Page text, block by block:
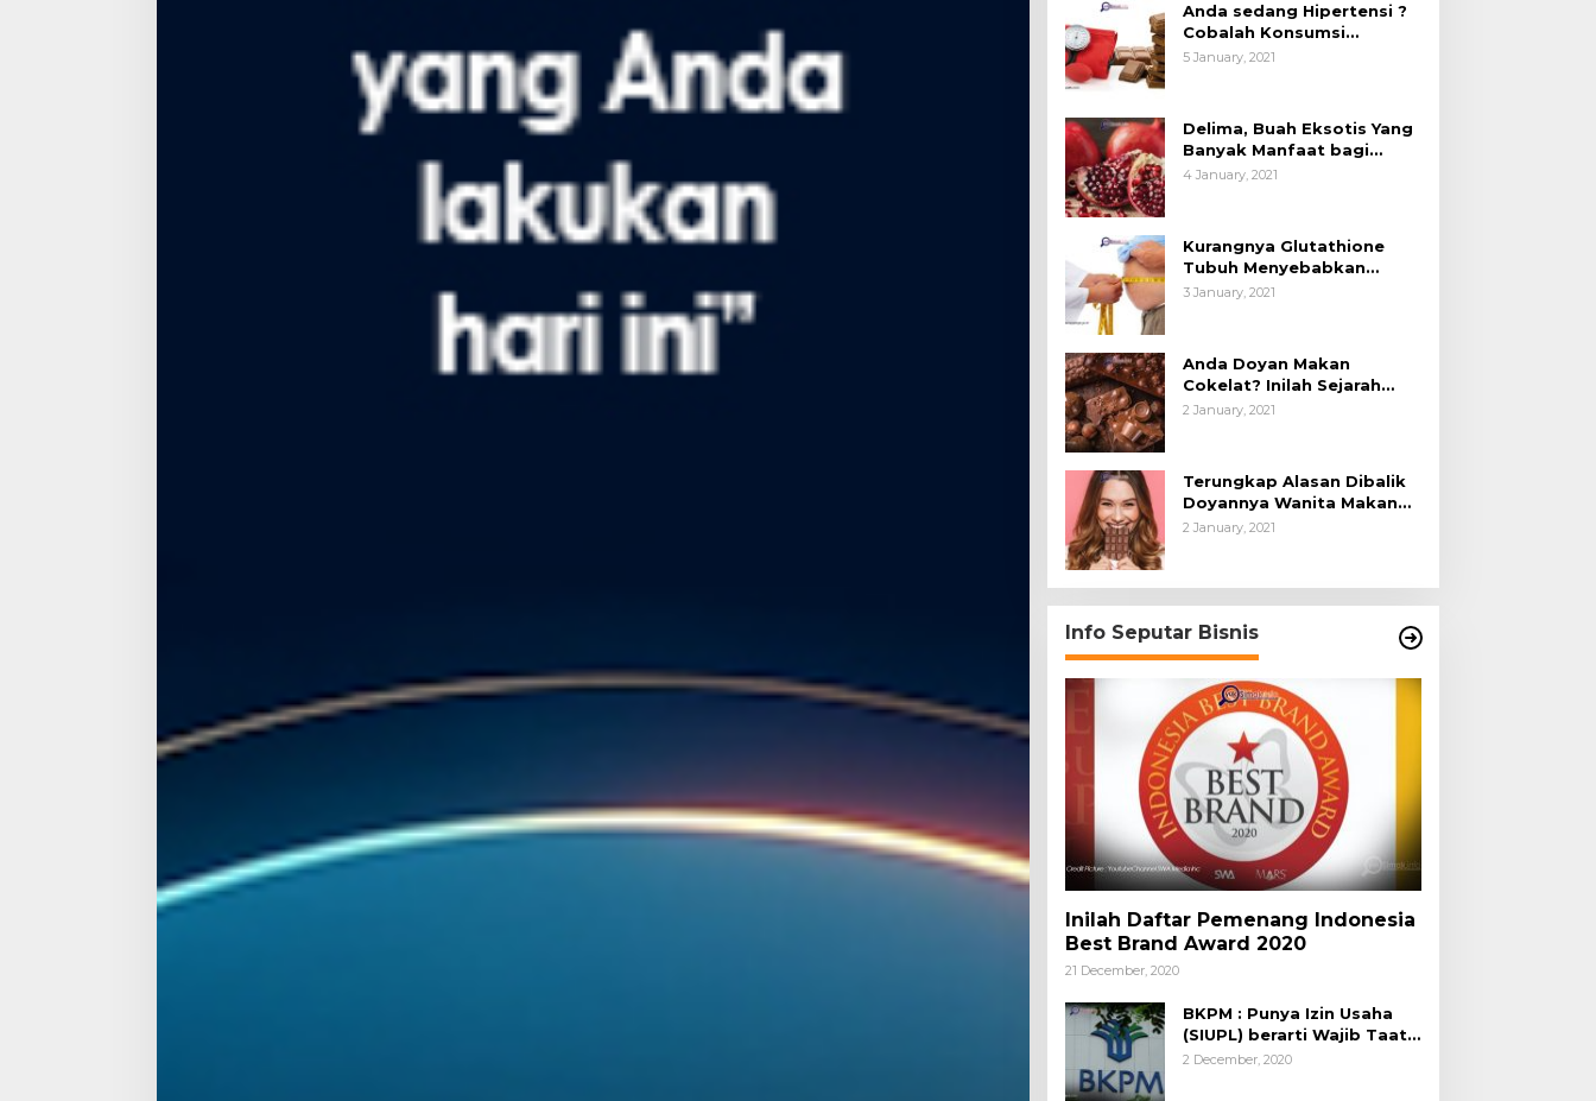
Anda sedang Hipertensi ?
Cobalah Konsumsi
Cokelat.
5 January, 2021
Delima, Buah Eksotis Yang
Banyak Manfaat bagi
Tubuh
4 January, 2021
Kurangnya Glutathione
Tubuh Menyebabkan
Obesitas
3 January, 2021
Anda Doyan Makan
Cokelat? Inilah Sejarah
Awalnya Cokelat di Dunia
2 January, 2021
Terungkap Alasan Dibalik
Doyannya Wanita Makan
Cokelat
2 January, 2021
Info Seputar Bisnis
Inilah Daftar Pemenang Indonesia
Best Brand Award 2020
21 December, 2020
BKPM : Punya Izin Usaha
(SIUPL) berarti Wajib Taat
Aturan
2 December, 2020